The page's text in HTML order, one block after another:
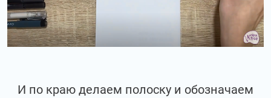
И по краю делаем полоску и обозначаем